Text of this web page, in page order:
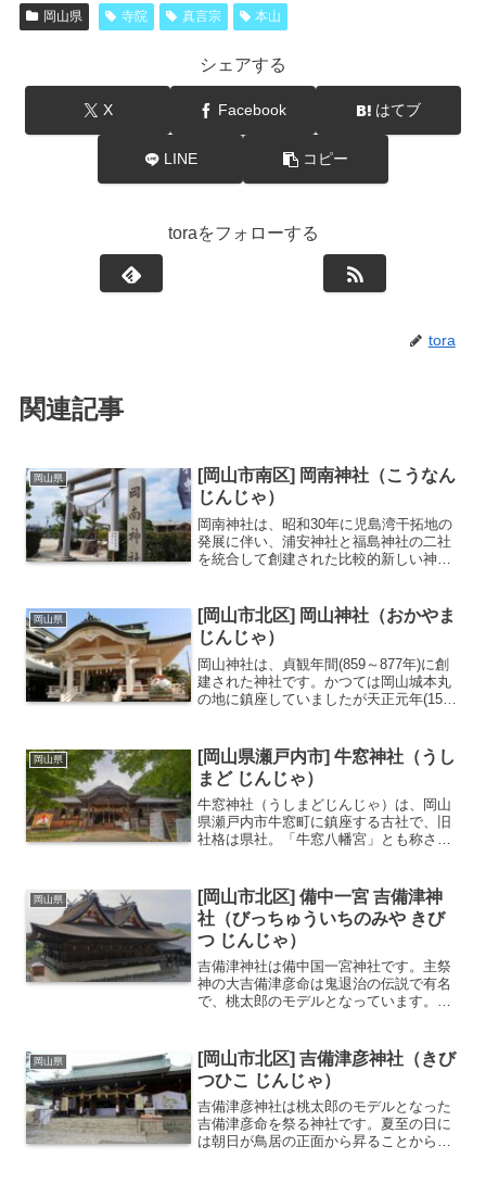
岡山県 寺院 真言宗 本山
シェアする
X Facebook はてブ
LINE コピー
toraをフォローする
tora
関連記事
岡山県
[岡山市南区] 岡南神社（こうなん
じんじゃ）
岡南神社は、昭和30年に児島湾干拓地の
発展に伴い、浦安神社と福島神社の二社
を統合して創建された比較的新しい神社
のご分霊を御祭神としてお祀りしている
点にあります。岡山南郵...
岡山県
[岡山市北区] 岡山神社（おかやま
じんじゃ）
岡山神社は、貞観年間(859～877年)に創
建された神社です。かつては岡山城本丸
の地に鎮座していましたが天正元年(1573
池田家により城内の鎮守として崇敬され
ました。...
岡山県
[岡山県瀬戸内市] 牛窓神社（うし
まど じんじゃ）
牛窓神社（うしまどじんじゃ）は、岡山
県瀬戸内市牛窓町に鎮座する古社で、旧
社格は県社。「牛窓八幡宮」とも称さ
（1012〜1016年）の創建とされますが、
境内周辺には大型の...
岡山県
[岡山市北区] 備中一宮 吉備津神
社（びっちゅういちのみや きび
つ じんじゃ）
吉備津神社は備中国一宮神社です。主祭
神の大吉備津彦命は鬼退治の伝説で有名
で、桃太郎のモデルとなっています。主
見本殿は国宝基本データ名称吉備津神社
（きびつ じんじゃ）別名...
岡山県
[岡山市北区] 吉備津彦神社（きび
つひこ じんじゃ）
吉備津彦神社は桃太郎のモデルとなった
吉備津彦命を祭る神社です。夏至の日に
は朝日が鳥居の正面から昇ることから